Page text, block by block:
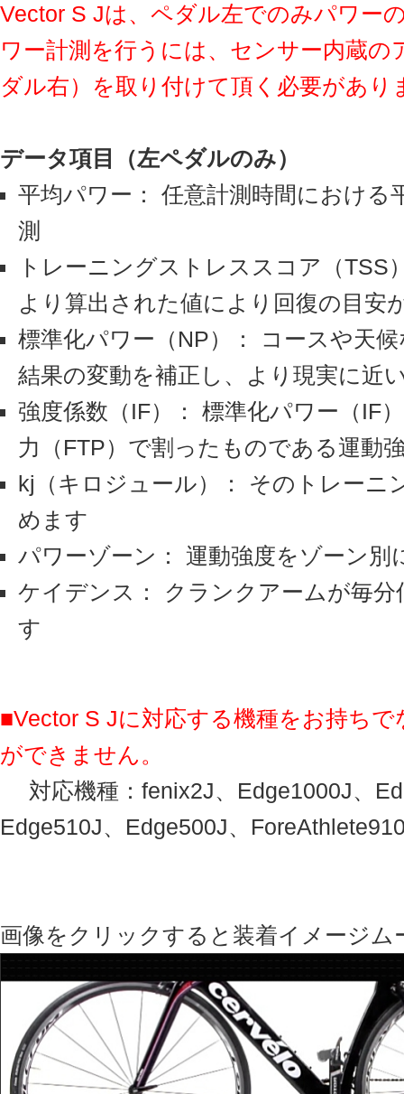
Vector S Jは、ペダル左でのみパワー
ワー計測を行うには、センサー内蔵
ダル右）を取り付けて頂く必要があり
データ項目（左ペダルのみ）
平均パワー： 任意計測時間における
測
トレーニングストレススコア（TSS
より算出された値により回復の目安
標準化パワー（NP）： コースや天
結果の変動を補正し、より現実に近
強度係数（IF）： 標準化パワー（IF
力（FTP）で割ったものである運動
kj（キロジュール）： そのトレーニ
めます
パワーゾーン： 運動強度をゾーン別
ケイデンス： クランクアームが毎
す
■Vector S Jに対応する機種をお持ち
ができません。
対応機種：fenix2J、Edge1000J、
Edge510J、Edge500J、
画像をクリックすると装着イメージ